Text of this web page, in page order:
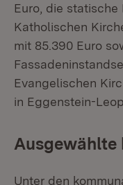
Euro, die
Katholischen
mit 85.390 Euro
Evangelischen
in Eggenstein-
Ausgewählte
Unter den